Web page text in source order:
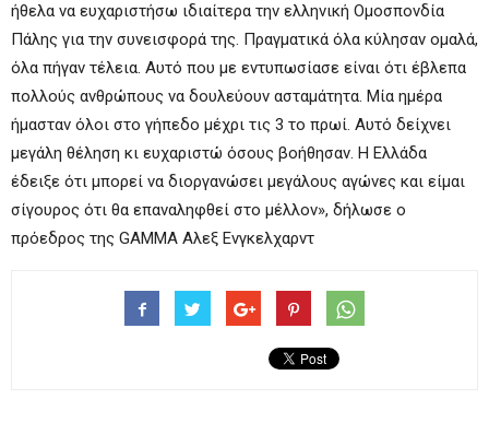
ήθελα να ευχαριστήσω ιδιαίτερα την ελληνική Ομοσπονδία
Πάλης για την συνεισφορά της. Πραγματικά όλα κύλησαν ομαλά,
όλα πήγαν τέλεια. Αυτό που με εντυπωσίασε είναι ότι έβλεπα
πολλούς ανθρώπους να δουλεύουν ασταμάτητα. Μία ημέρα
ήμασταν όλοι στο γήπεδο μέχρι τις 3 το πρωί. Αυτό δείχνει
μεγάλη θέληση κι ευχαριστώ όσους βοήθησαν. Η Ελλάδα
έδειξε ότι μπορεί να διοργανώσει μεγάλους αγώνες και είμαι
σίγουρος ότι θα επαναληφθεί στο μέλλον», δήλωσε ο
πρόεδρος της GAMMA Αλεξ Ενγκελχαρντ